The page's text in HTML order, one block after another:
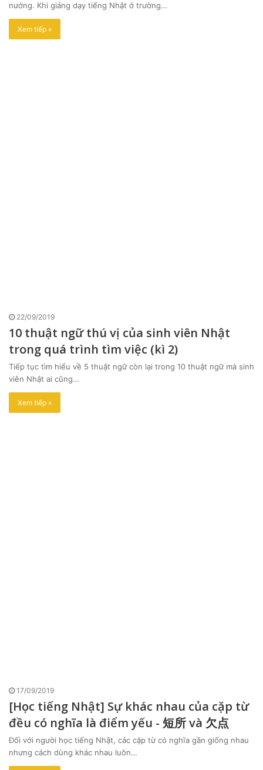
nướng. Khi giảng dạy tiếng Nhật ở trường…
Xem tiếp »
22/09/2019
10 thuật ngữ thú vị của sinh viên Nhật
trong quá trình tìm việc (kì 2)
Tiếp tục tìm hiểu về 5 thuật ngữ còn lại trong 10 thuật ngữ mà sinh
viên Nhật ai cũng…
Xem tiếp »
17/09/2019
[Học tiếng Nhật] Sự khác nhau của cặp từ
đều có nghĩa là điểm yếu - 短所 và 欠点
Đối với người học tiếng Nhật, các cặp từ có nghĩa gần giống nhau
nhưng cách dùng khác nhau luôn…